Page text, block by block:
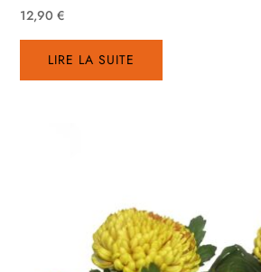
12,90€
LIRE LA SUITE